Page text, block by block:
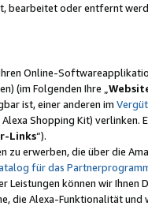
bearbeitet oder entfernt
Online-
(im Folgenden Ihre „
ist, einer anderen im
Shopping Kit) verlinken.
Links“).
zu erwerben, die über die
für das
können wir Ihnen
die Alexa-Funktionalität und